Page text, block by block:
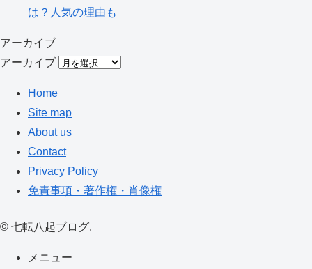
は？人気の理由も
アーカイブ
アーカイブ
Home
Site map
About us
Contact
Privacy Policy
免責事項・著作権・肖像権
© 七転八起ブログ.
メニュー